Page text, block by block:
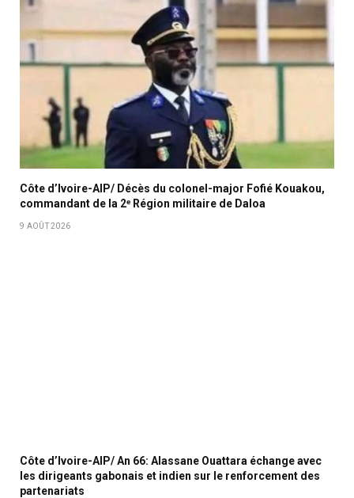
Côte d’Ivoire-AIP/ Décès du colonel-major Fofié Kouakou,
commandant de la 2ᵉ Région militaire de Daloa
9 AOÛT 2026
Côte d’Ivoire-AIP/ An 66: Alassane Ouattara échange avec
les dirigeants gabonais et indien sur le renforcement des
partenariats